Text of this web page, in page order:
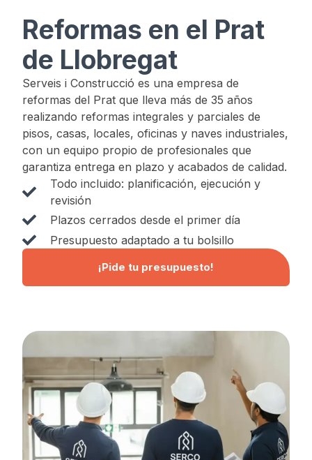
Reformas en el Prat
de Llobregat
Serveis i Construcció es una empresa de
reformas del Prat que lleva más de 35 años
realizando reformas integrales y parciales de
pisos, casas, locales, oficinas y naves industriales,
con un equipo propio de profesionales que
garantiza entrega en plazo y acabados de calidad.
Todo incluido: planificación, ejecución y
revisión
Plazos cerrados desde el primer día
Presupuesto adaptado a tu bolsillo
¡Pide tu presupuesto!